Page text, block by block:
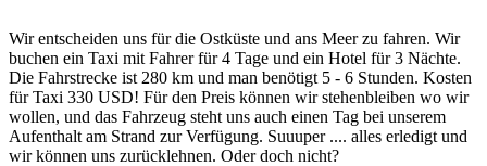
Wir entscheiden uns für die Ostküste und ans Meer zu fahren. Wir
buchen ein Taxi mit Fahrer für 4 Tage und ein Hotel für 3 Nächte.
Die Fahrstrecke ist 280 km und man benötigt 5 - 6 Stunden. Kosten
für Taxi 330 USD! Für den Preis können wir stehenbleiben wo wir
wollen, und das Fahrzeug steht uns auch einen Tag bei unserem
Aufenthalt am Strand zur Verfügung. Suuuper .... alles erledigt und
wir können uns zurücklehnen. Oder doch nicht?